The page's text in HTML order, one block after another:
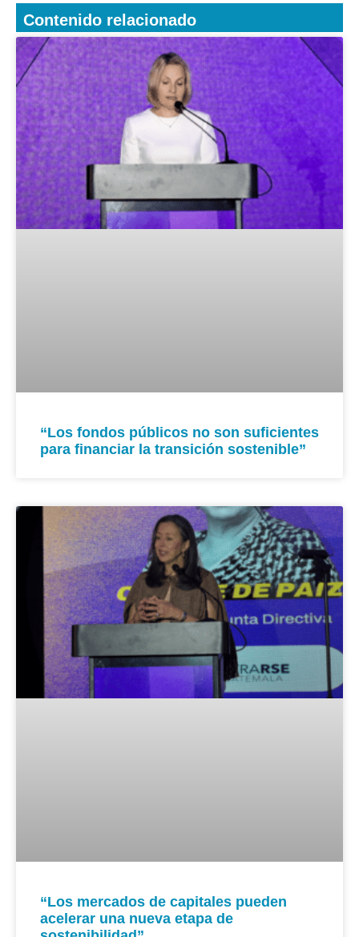
Contenido relacionado
“Los fondos públicos no son suficientes
para financiar la transición sostenible”
“Los mercados de capitales pueden
acelerar una nueva etapa de